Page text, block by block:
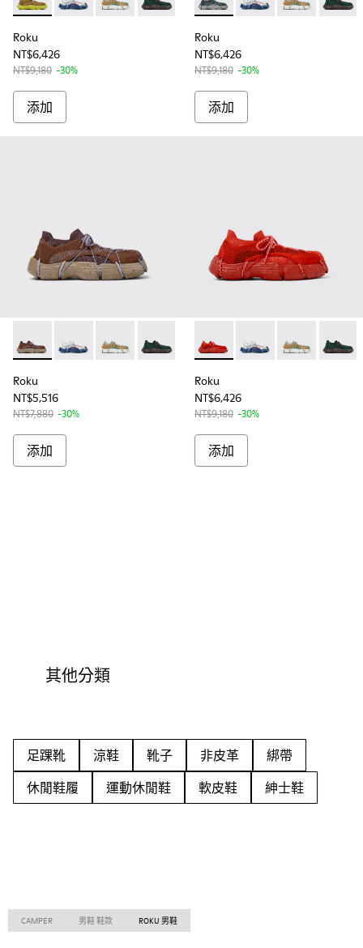
Roku - K100953-006 - 男士咖啡黃色運動鞋
Roku - K100953-014 - 男士多色紡織運動鞋
Roku - K100953-013 - 男士多色紡織運動鞋
Roku - K100953-012 - 男款綠色休閒鞋
Roku - K100953-010 - 男款勃
Roku - K100953-009 -
Roku -Roku -
Roku
NT$6,426
NT$9,180 -30%
添加
Roku - K100953-005 - 男士
Roku - K100953-014
Roku -Roku -
Roku
NT$6,426
NT$9,180 -30%
添加
Roku - K100953-009 - 男款咖啡藍休閒鞋
Roku - K100953-014 - 男士多色紡織運動鞋
Roku - K100953-013 - 男士多色紡織運動鞋
Roku - K100953-012 - 男款綠色休閒鞋
Roku - K100953-010 - 男款勃
Roku - K100953-008 -
Roku -Roku -
Roku
NT$5,516
NT$7,880 -30%
添加
Roku - K100953-002 - 紅色
Roku - K100953-014
Roku -Roku -
Roku
NT$6,426
NT$9,180 -30%
添加
其他分類
足踝靴 涼鞋 靴子 非皮革
綁帶
休閒鞋履
運動休閒鞋 軟皮鞋 紳士鞋
CAMPER 男鞋 鞋款 ROKU 男鞋